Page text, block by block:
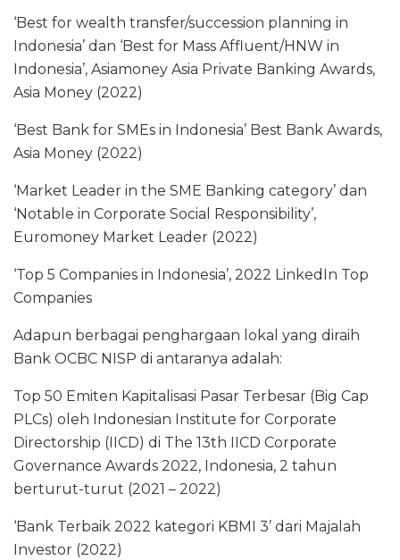
‘Best for wealth transfer/succession planning in
Indonesia’ dan ‘Best for Mass Affluent/HNW in
Indonesia’, Asiamoney Asia Private Banking Awards,
Asia Money (2022)
‘Best Bank for SMEs in Indonesia’ Best Bank Awards,
Asia Money (2022)
‘Market Leader in the SME Banking category’ dan
‘Notable in Corporate Social Responsibility’,
Euromoney Market Leader (2022)
‘Top 5 Companies in Indonesia’, 2022 LinkedIn Top
Companies
Adapun berbagai penghargaan lokal yang diraih
Bank OCBC NISP di antaranya adalah:
Top 50 Emiten Kapitalisasi Pasar Terbesar (Big Cap
PLCs) oleh Indonesian Institute for Corporate
Directorship (IICD) di The 13th IICD Corporate
Governance Awards 2022, Indonesia, 2 tahun
berturut-turut (2021 – 2022)
‘Bank Terbaik 2022 kategori KBMI 3’ dari Majalah
Investor (2022)